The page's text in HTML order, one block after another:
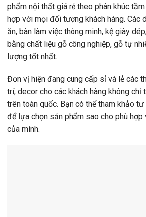
phẩm nội thất giá rẻ theo phân khúc
hợp với mọi đối tượng khách hàng. Các
ăn, bàn làm việc thông minh, kệ giày
bằng chất liệu gỗ công nghiệp, gỗ tự
lượng tốt nhất.
Đơn vị hiện đang cung cấp sỉ và lẻ các
trí, decor cho các khách hàng không chỉ
trên toàn quốc. Bạn có thể tham khảo tư
để lựa chọn sản phẩm sao cho phù hợp
của mình.